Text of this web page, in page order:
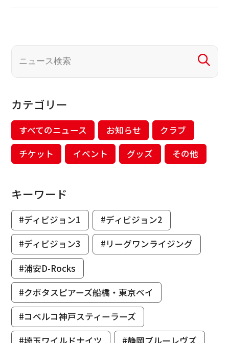
カテゴリー
すべてのニュース お知らせ
クラブ
チケット
イベント グッズ その他
キーワード
#ディビジョン1
#ディビジョン2
#ディビジョン3
#リーグワンライジング
#浦安D-Rocks
#クボタスピアーズ船橋・東京ベイ
#コベルコ神戸スティーラーズ